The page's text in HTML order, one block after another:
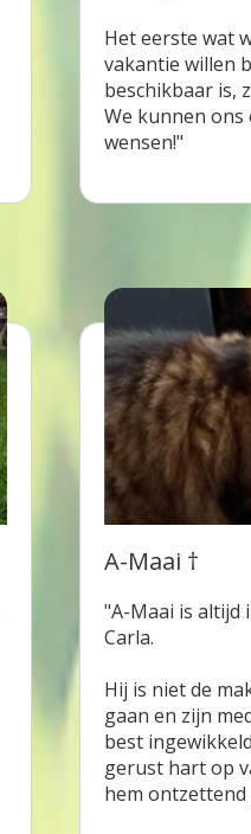
Het eerste wat
vakantie willen
beschikbaar is,
We kunnen ons
wensen!"
A-Maai †
"A-Maai is altijd
Carla.
Hij is niet de
gaan en zijn
best
gerust hart op
hem